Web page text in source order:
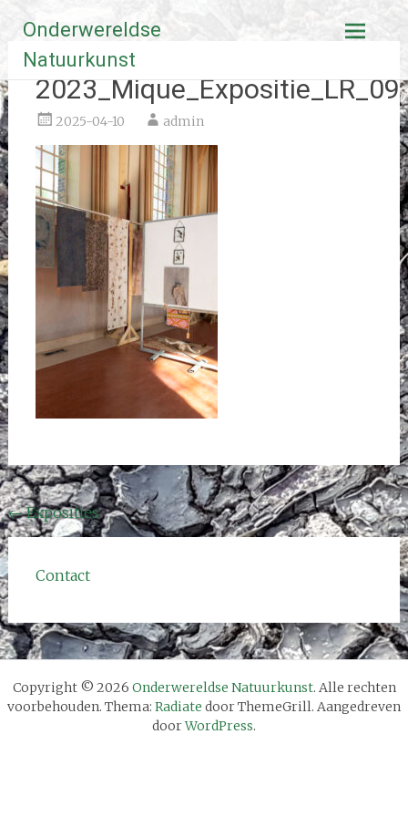
naar
inhoud
Onderwereldse
Natuurkunst
2023_Mique_Expositie_LR_09
2025-04-10 admin
Bericht
navigatie
←Exposities
Contact
Copyright © 2026 Onderwereldse Natuurkunst. Alle rechten
voorbehouden. Thema: Radiate door ThemeGrill. Aangedreven
doorWordPress.